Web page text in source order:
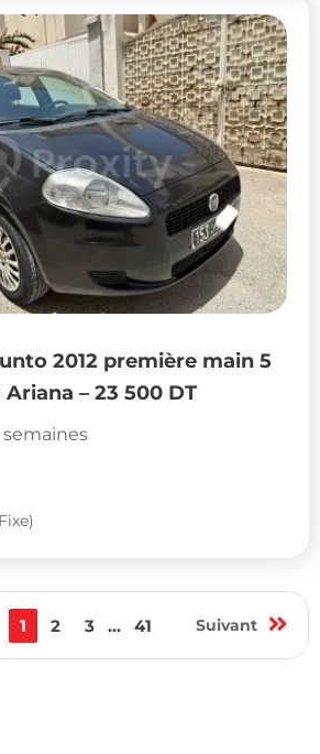
2012 première main 5
– 23 500 DT
1 2 3 ... 41 Suivant